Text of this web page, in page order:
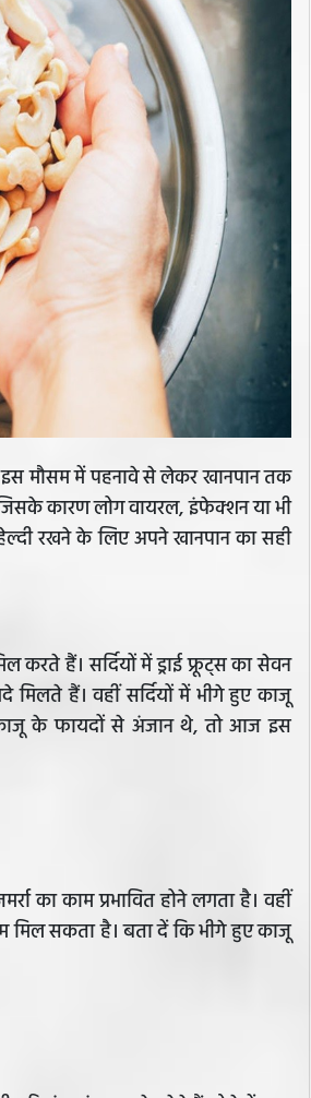
मौसम में पहनावे से लेकर खानपान तक
कारण लोग वायरल, इंफेक्शन या भी
रखने के लिए अपने खानपान का सही
हैं। सर्दियों में ड्राई फ्रूट्स का सेवन
हैं। वहीं सर्दियों में भीगे हुए काजू
के फायदों से अंजान थे, तो आज इस
का काम प्रभावित होने लगता है। वहीं
सकता है। बता दें कि भीगे हुए काजू